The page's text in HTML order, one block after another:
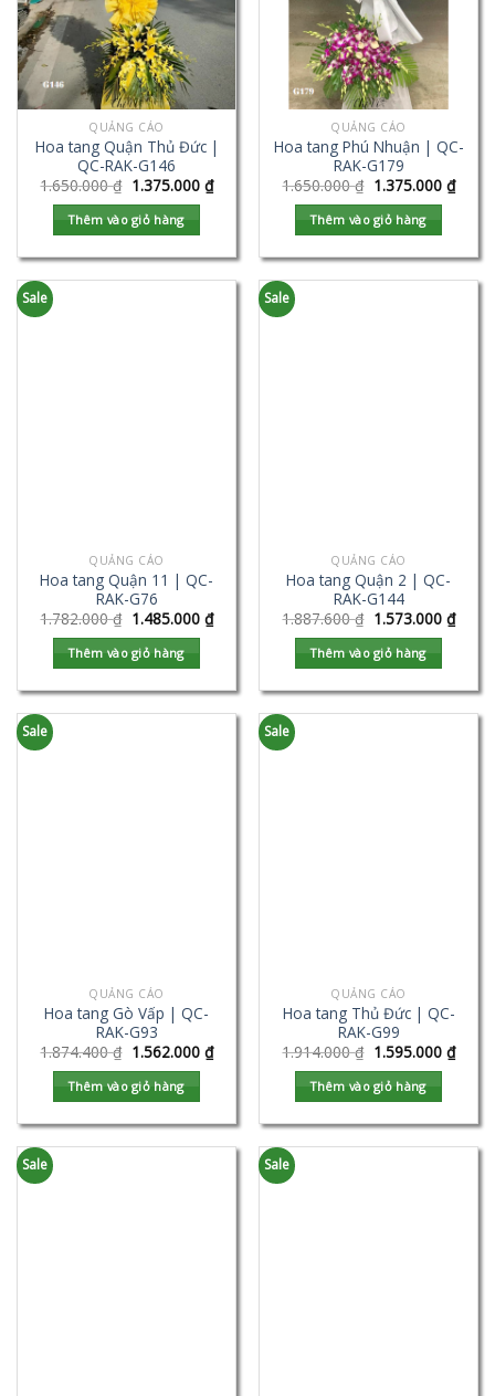
QUẢNG CÁO
Hoa tang Quận Thủ Đức |
QC-RAK-G146
1.650.000₫ 1.375.000 ₫
Thêm vào giỏ hàng
QUẢNG CÁO
Hoa tang Phú Nhuận | QC-
RAK-G179
1.650.000₫ 1.375.000 ₫
Thêm vào giỏ hàng
Sale
QUẢNG CÁO
Hoa tang Quận 11 | QC-
RAK-G76
1.782.000₫ 1.485.000 ₫
Thêm vào giỏ hàng
Sale
QUẢNG CÁO
Hoa tang Quận 2 | QC-
RAK-G144
1.887.600₫ 1.573.000 ₫
Thêm vào giỏ hàng
Sale
QUẢNG CÁO
Hoa tang Gò Vấp | QC-
RAK-G93
1.874.400₫ 1.562.000 ₫
Thêm vào giỏ hàng
Sale
QUẢNG CÁO
Hoa tang Thủ Đức | QC-
RAK-G99
1.914.000₫ 1.595.000 ₫
Thêm vào giỏ hàng
Sale Sale